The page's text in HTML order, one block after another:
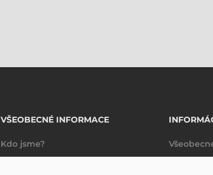
VŠEOBECNÉ INFORMACE
Kdo jsme?